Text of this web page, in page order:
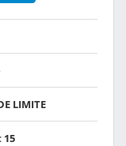
LIMITE
15